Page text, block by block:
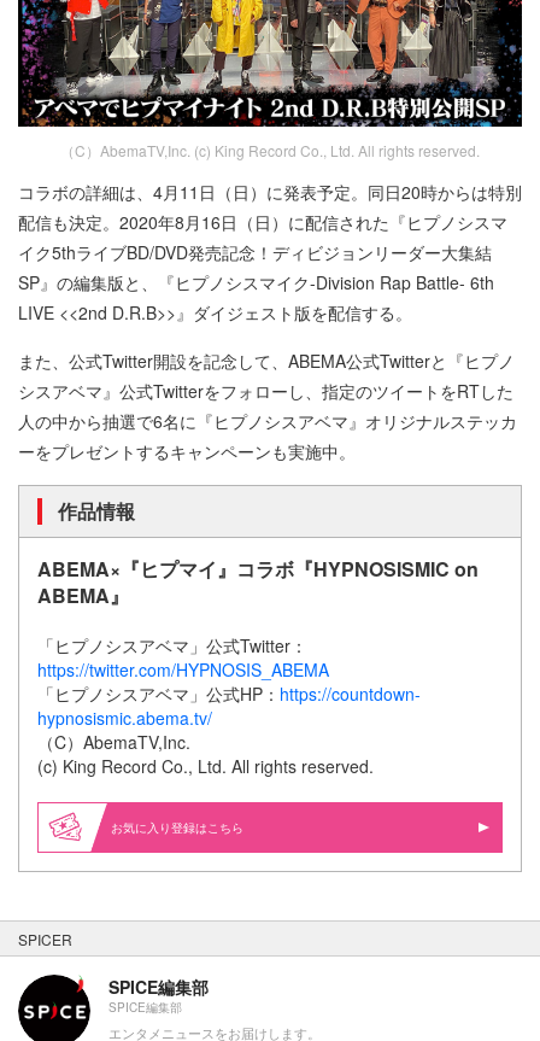
（C）AbemaTV,Inc. (c) King Record Co., Ltd. All rights reserved.
コラボの詳細は、4月11日（日）に発表予定。同日20時からは特別
配信も決定。2020年8月16日（日）に配信された『ヒプノシスマ
イク5thライブBD/DVD発売記念！ディビジョンリーダー大集結
SP』の編集版と、『ヒプノシスマイク-Division Rap Battle- 6th
LIVE <<2nd D.R.B>>』ダイジェスト版を配信する。
また、公式Twitter開設を記念して、ABEMA公式Twitterと『ヒプノ
シスアベマ』公式Twitterをフォローし、指定のツイートをRTした
人の中から抽選で6名に『ヒプノシスアベマ』オリジナルステッカ
ーをプレゼントするキャンペーンも実施中。
作品情報
ABEMA×『ヒプマイ』コラボ『HYPNOSISMIC on
ABEMA』
「ヒプノシスアベマ」公式Twitter：
https://twitter.com/HYPNOSIS_ABEMA
「ヒプノシスアベマ」公式HP： https://countdown-
hypnosismic.abema.tv/
（C）AbemaTV,Inc.
(c) King Record Co., Ltd. All rights reserved.
お気に入り登録はこちら
SPICER
SPICE編集部
SPICE編集部
エンタメニュースをお届けします。